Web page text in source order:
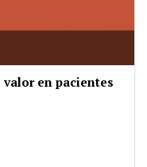
en pacientes